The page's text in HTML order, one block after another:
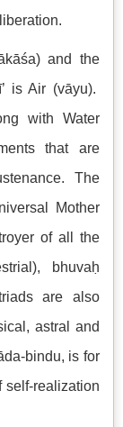
and the
is Air (vāyu).
with Water
that are
The
Mother
of all the
bhuvaḥ
are also
astral and
bindu, is for
self-realization